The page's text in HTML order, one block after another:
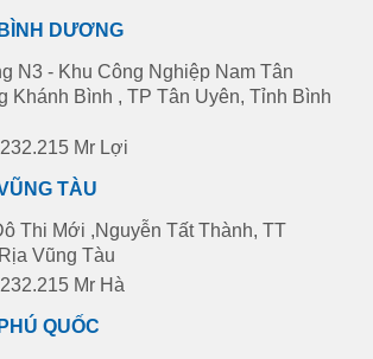
DƯƠNG
N3 - Khu Công Nghiệp Nam Tân
Khánh Bình , TP Tân Uyên, Tỉnh Bình
Mr Lợi
TÀU
Thi Mới ,Nguyễn Tất Thành, TT
Vũng Tàu
Mr Hà
QUỐC